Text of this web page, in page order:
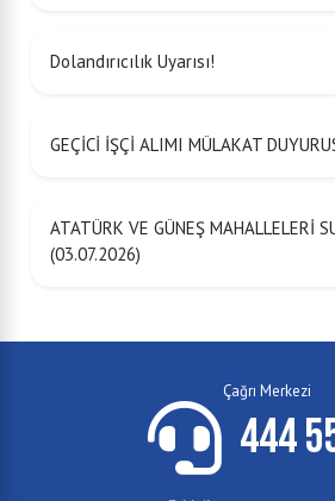
Dolandırıcılık Uyarısı!
GEÇİCİ İŞÇİ ALIMI MÜLAKAT
ATATÜRK VE GÜNEŞ MAHALLELERİ
(03.07.2026)
Çağrı Merkezi
444